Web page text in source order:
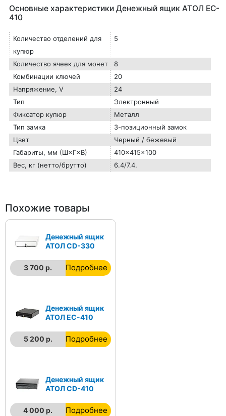
Основные характеристики Денежный ящик АТОЛ EC-
410
Количество отделений для
купюр
5
Количество ячеек для монет
8
Комбинации ключей
20
Напряжение, V
24
Тип
Электронный
Фиксатор купюр
Металл
Тип замка
3-позиционный замок
Цвет
Черный / бежевый
Габариты, мм (Ш×Г×В)
410×415×100
Вес, кг (нетто/брутто)
6.4/7.4.
Похожие товары
Денежный ящик
АТОЛ CD-330
3 700 р. Подробнее
Денежный ящик
АТОЛ EC-410
5 200 р. Подробнее
Денежный ящик
АТОЛ CD-410
4 000 р. Подробнее